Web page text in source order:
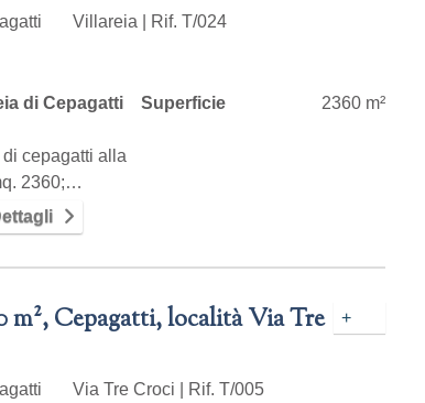
Villareia | Rif. T/024
di Cepagatti
cepagatti alla
2360;…
Superficie 2360 m²
+
m², Cepagatti, località Via Tre
Via Tre Croci | Rif. T/005